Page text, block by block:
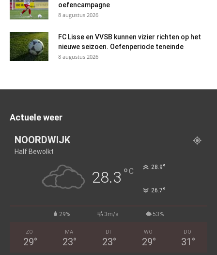
oefencampagne
8 augustus 2026
FC Lisse en VVSB kunnen vizier richten op het
nieuwe seizoen. Oefenperiode teneinde
8 augustus 2026
Actuele weer
NOORDWIJK
Half Bewolkt
28.3 °C 28.9°
26.7°
29% 3m/s 53%
ZO
29°
MA
23°
DI
23°
WO
29°
DO
31 °